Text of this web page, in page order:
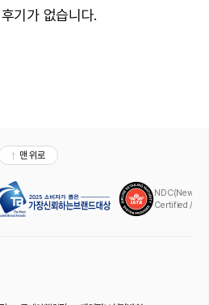
기가 없습니다.